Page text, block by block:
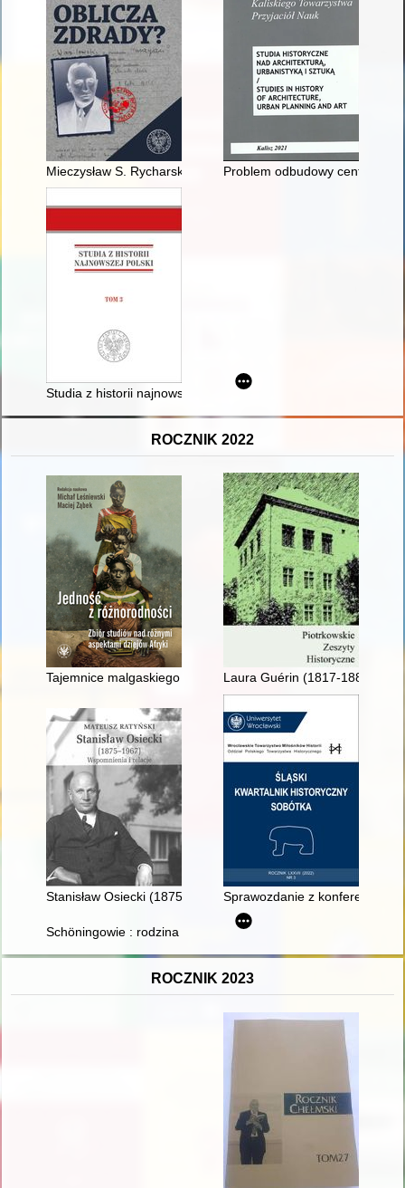
Mieczysław S. Rycharski : Zhańbione VirtutiProblem odbudowy centrum
Studia z historii najnowszej Polski. T. 3
ROCZNIK 2022
Tajemnice malgaskiego pisma sorabeLaura Guérin (1817-1883) -
Stanisław Osiecki (1875-1967) : wspomnienia i relacje
Sprawozdanie z konferencji „A
Schöningowie : rodzina rycerska regionu pyrzyckiego i
ROCZNIK 2023